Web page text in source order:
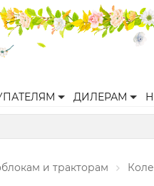
ДИЛЕРАМ
и тракторам